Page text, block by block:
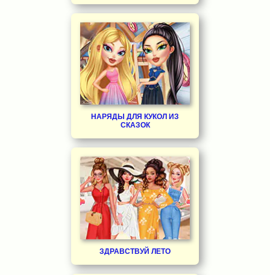
НАРЯДЫ ДЛЯ КУКОЛ ИЗ
СКАЗОК
ЗДРАВСТВУЙ ЛЕТО